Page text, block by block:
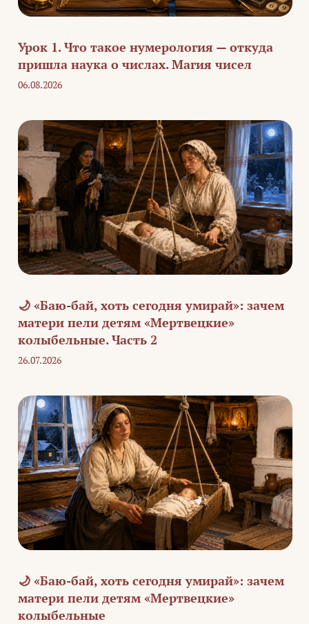
Урок 1. Что такое нумерология — откуда
пришла наука о числах. Магия чисел
06.08.2026
🌙 «Баю-бай, хоть сегодня умирай»: зачем
матери пели детям «Мертвецкие»
колыбельные. Часть 2
26.07.2026
🌙 «Баю-бай, хоть сегодня умирай»: зачем
матери пели детям «Мертвецкие»
колыбельные